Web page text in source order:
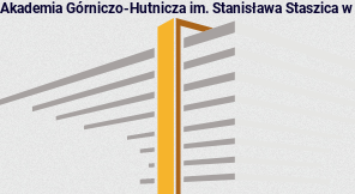
Akademia Górniczo-Hutnicza im. Stanisława Staszica